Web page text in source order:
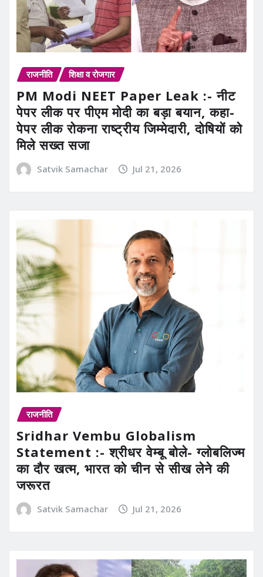
राजनीति शिक्षा व रोजगार
PM Modi NEET Paper Leak :- नीट
पेपर लीक पर पीएम मोदी का बड़ा बयान, कहा-
पेपर लीक रोकना राष्ट्रीय जिम्मेदारी, दोषियों को
मिले सख्त सजा
Satvik Samachar Jul 21, 2026
राजनीति
Sridhar Vembu Globalism
Statement :- श्रीधर वेम्बू बोले- ग्लोबलिज्म
का दौर खत्म, भारत को चीन से सीख लेने की
जरूरत
Satvik Samachar Jul 21, 2026